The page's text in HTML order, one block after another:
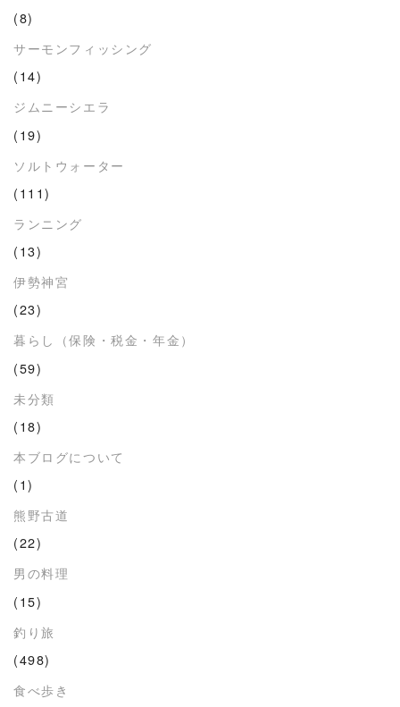
(8)
サーモンフィッシング
(14)
ジムニーシエラ
(19)
ソルトウォーター
(111)
ランニング
(13)
伊勢神宮
(23)
暮らし（保険・税金・年金）
(59)
未分類
(18)
本ブログについて
(1)
熊野古道
(22)
男の料理
(15)
釣り旅
(498)
食べ歩き